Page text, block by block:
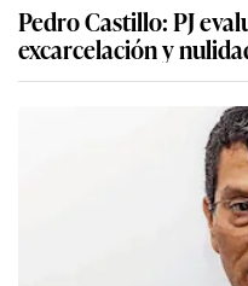
Pedro Castillo: PJ